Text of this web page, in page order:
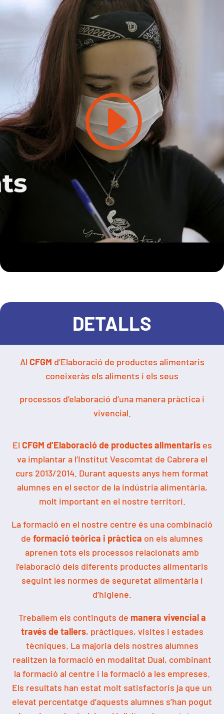
Feu clic per acceptar màrqueting galetes
i activar aquest contingut
DETALLS
Al CFGM d’Elaboració de productes alimentaris
coneixeràs els aliments i els seus
processos d’elaboració d’una manera pràctica i
vivencial.
El CFGM d’Elaboració de productes alimentarises
va implantar a l’Institut Vescomtat de Cabrera el
curs 2013/2014. Durant aquests anys hem format
alumnes en el sector de la indústria alimentària,
molt important en el nostre territori.
La formació en el nostre centre és una combinació
de formació teòrica i pràctica on els alumnes
aprenen tots els processos relacionats amb
l’elaboració dels diferents productes alimentaris
seguint les normes de seguretat alimentària i
d’higiene.
Treballem els continguts de manera vivencial a
través de tallers, pràctiques, visites i estades
tècniques. La majoria dels nostres alumnes
realitzen la formació en modalitat Dual, combinant
la formació al centre i la formació a les empreses.
Els resultats han estat molt satisfactoris ja que un
elevat percentatge d’aquests alumnes s’han pogut